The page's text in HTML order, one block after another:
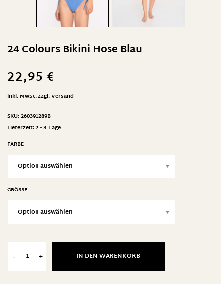
24 Colours Bikini Hose Blau
22,95 €
inkl. MwSt.zzgl.Versand
SKU:260391289B
Lieferzeit:2 - 3 Tage
FARBE
GRÖSSE
- + IN DEN WARENKORB